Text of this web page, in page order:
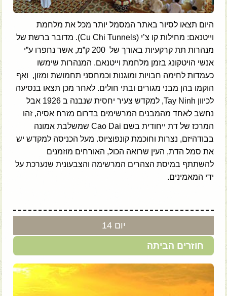
היום תצאו לסיור באתר המסמל יותר מכל את מלחמת
וייטנאם: מחילות קו צ’י (Cu Chi Tunnels). מדובר ברשת של
מנהרות תת קרקעיות באורך של 200 ק”מ, אשר נחפרו ע”י
אנשי הויטקונג בזמן מלחמת וייטנאם. המנהרות שימשו
כעמדות לחימה חבויות ומוגנות וכמחסני תחמושת ומזון, ואף
הוקמו בהן מבני מגורים ובתי חולים. לאחר מכן תצאו בנסיעה
לכיוון Tay Ninh, למקדש צעיר יחסית שנבנה ב 1926 אבל
נחשב לאחד מהמבנים המרשימים בדרום מזרח אסיה, זהו
המרכז של דת ייחודית בשם Cao Dai שמשלבת אמונה
בבודהיזם, נצרות וחוכמת קונפוציוס. מעל הכניסה למקדש יש
את סמל הדת, העין שרואה הכול, האורחים מוזמנים
להשתתף במיסת הצהרים המרשימה והצבעונית שנערכת על
ידי המאמינים.
חוזרים הביתה
יום 14